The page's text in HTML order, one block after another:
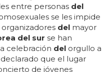
corea del norte... lo
trampantojos, ha
sucesor en el cargo... ... no
lo tenéis... es kim jong
cara de marijose que no